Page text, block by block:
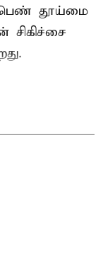
பெண் தூய்மை
சிகிச்சை